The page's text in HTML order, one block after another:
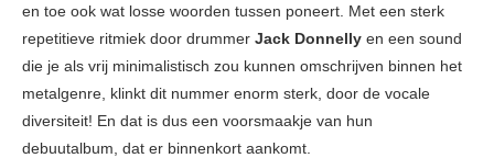
en toe ook wat losse woorden tussen poneert. Met een sterk
repetitieve ritmiek door drummer Jack Donnelly en een sound
die je als vrij minimalistisch zou kunnen omschrijven binnen het
metalgenre, klinkt dit nummer enorm sterk, door de vocale
diversiteit! En dat is dus een voorsmaakje van hun
debuutalbum, dat er binnenkort aankomt.